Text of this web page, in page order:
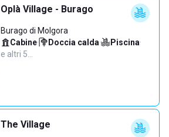
Oplà Village - Burago
Burago di Molgora
Cabine· Doccia calda· Piscina·
e altri 5…
The Village